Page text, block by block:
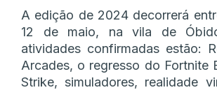
A edição de 2024 decorrerá
12 de maio, na vila de
atividades confirmadas estão:
Arcades, o regresso do Fortnite
Strike, simuladores, realidade